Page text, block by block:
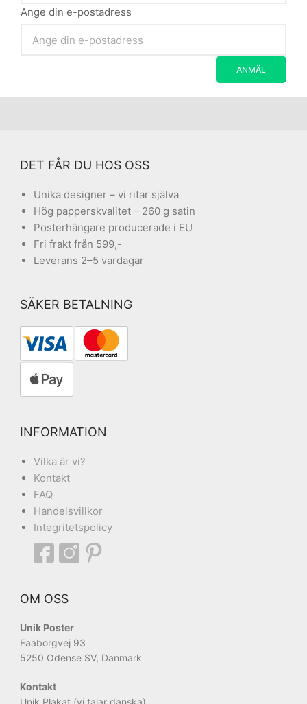
Ange din e-postadress
DET FÅR DU HOS OSS
Unika designer – vi ritar själva
Hög papperskvalitet – 260 g satin
Posterhängare producerade i EU
Fri frakt från 599,-
Leverans 2–5 vardagar
SÄKER BETALNING
INFORMATION
Vilka är vi?
Kontakt
FAQ
Handelsvillkor
Integritetspolicy
OM OSS
Unik Poster
Faaborgvej 93
5250 Odense SV, Danmark
Kontakt
Unik Plakat (vi talar danska)